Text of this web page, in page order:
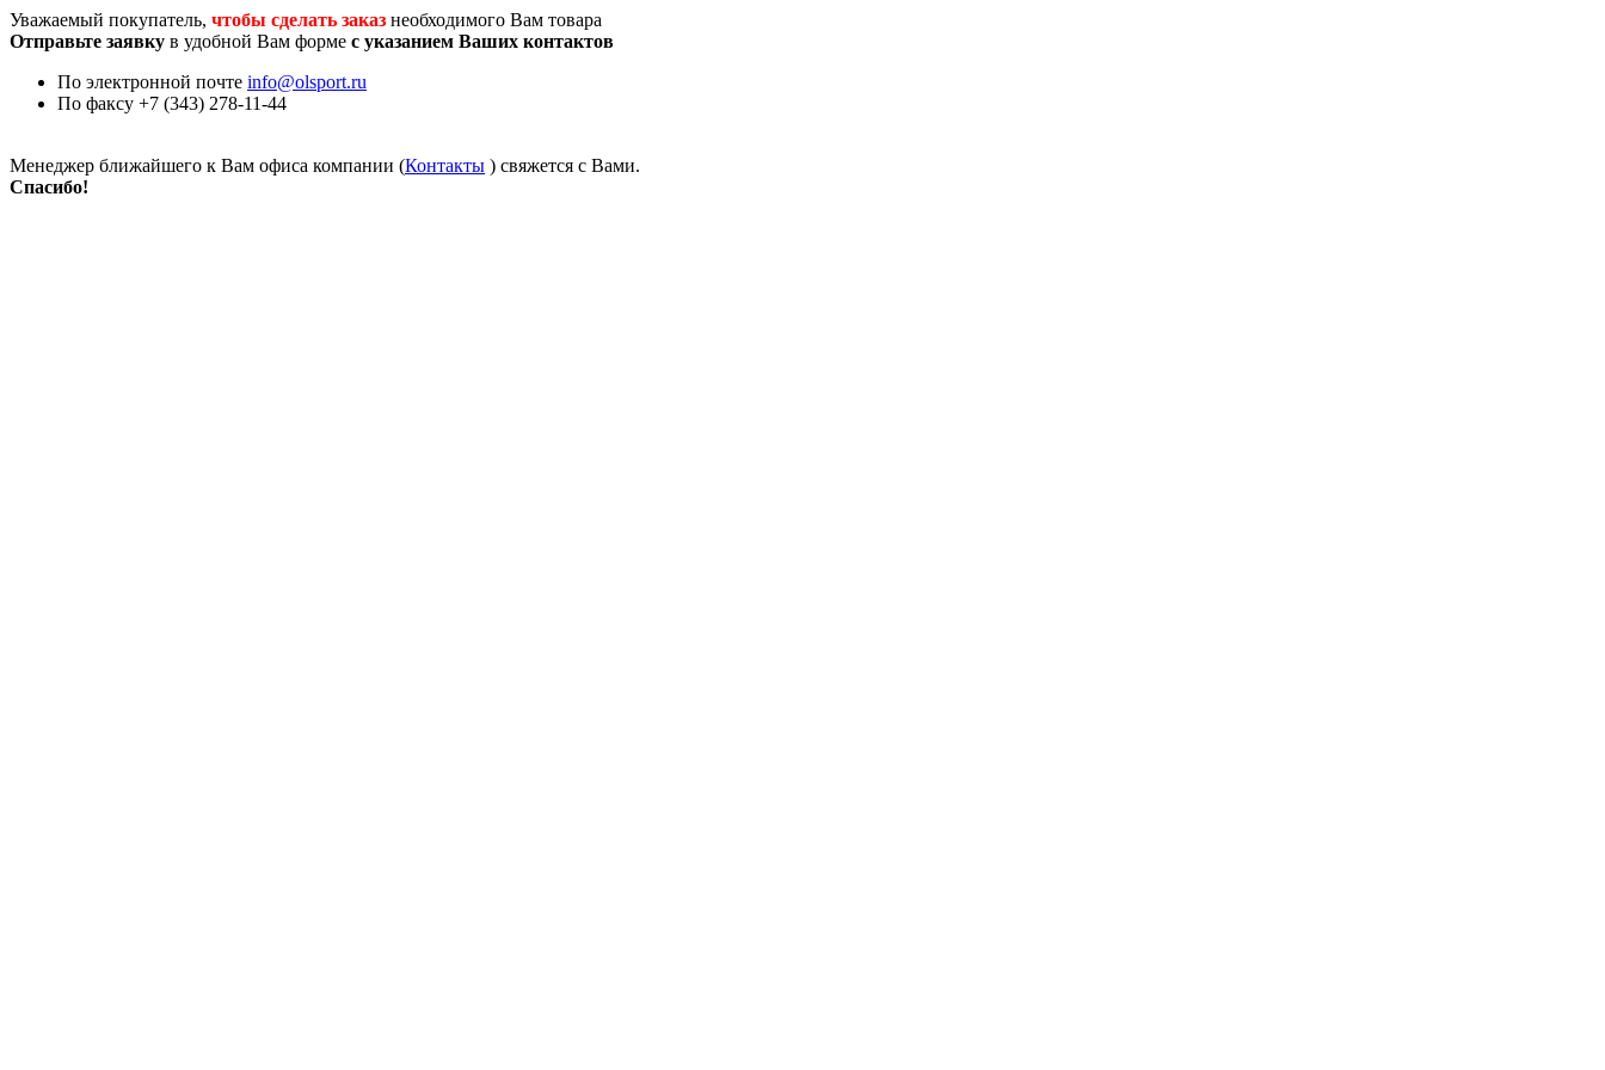
Уважаемый покупатель, чтобы сделать заказ необходимого Вам товара
Отправьте заявку в удобной Вам форме с указанием Ваших контактов
По электронной почте info@olsport.ru
По факсу +7 (343) 278-11-44
Менеджер ближайшего к Вам офиса компании (Контакты ) свяжется с Вами.
Спасибо!